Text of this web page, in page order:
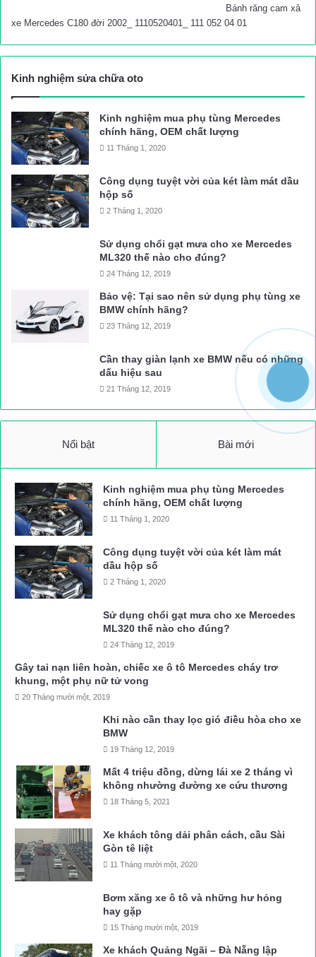
Bánh răng cam xả
xe Mercedes C180 đời 2002_ 1110520401_ 111 052 04 01
Kinh nghiệm sửa chữa oto
Kinh nghiệm mua phụ tùng Mercedes
chính hãng, OEM chất lượng
11 Tháng 1, 2020
Công dụng tuyệt vời của két làm mát dầu
hộp số
2 Tháng 1, 2020
Sử dụng chổi gạt mưa cho xe Mercedes
ML320 thế nào cho đúng?
24 Tháng 12, 2019
Bảo vệ: Tại sao nên sử dụng phụ tùng xe
BMW chính hãng?
23 Tháng 12, 2019
Cần thay giàn lạnh xe BMW nếu có những
dấu hiệu sau
21 Tháng 12, 2019
Nổi bật Bài mới
Kinh nghiệm mua phụ tùng Mercedes
chính hãng, OEM chất lượng
11 Tháng 1, 2020
Công dụng tuyệt vời của két làm mát
dầu hộp số
2 Tháng 1, 2020
Sử dụng chổi gạt mưa cho xe Mercedes
ML320 thế nào cho đúng?
24 Tháng 12, 2019
Gây tai nạn liên hoàn, chiếc xe ô tô Mercedes cháy trơ
khung, một phụ nữ tử vong
20 Tháng mười một, 2019
Khi nào cần thay lọc gió điều hòa cho xe
BMW
19 Tháng 12, 2019
Mất 4 triệu đồng, dừng lái xe 2 tháng vì
không nhường đường xe cứu thương
18 Tháng 5, 2021
Xe khách tông dải phân cách, cầu Sài
Gòn tê liệt
11 Tháng mười một, 2020
Bơm xăng xe ô tô và những hư hỏng
hay gặp
15 Tháng mười một, 2019
Xe khách Quảng Ngãi – Đà Nẵng lập